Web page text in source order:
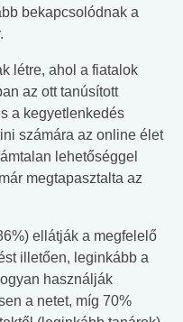
bekapcsolódnak a
létre, ahol a fiatalok
az ott tanúsított
a kegyetlenkedés
számára az online élet
lehetőséggel
megtapasztalta az
ellátják a megfelelő
illetően, leginkább a
használják
a netet, míg 70%